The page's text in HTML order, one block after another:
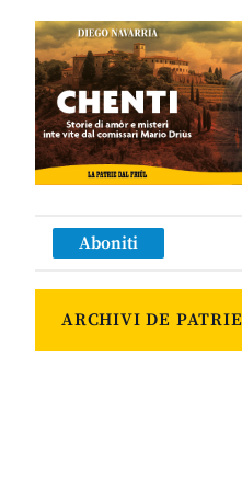
Aboniti
ARCHIVI DE PATRIE